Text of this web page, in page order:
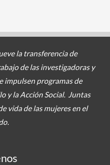
la transferencia de
de las investigadoras y
impulsen programas de
y la Acción Social. Juntas
vida de las mujeres en el